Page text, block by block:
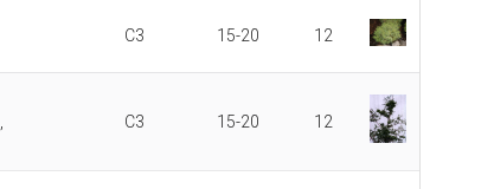
C3 15-20 12
C3 15-20 12